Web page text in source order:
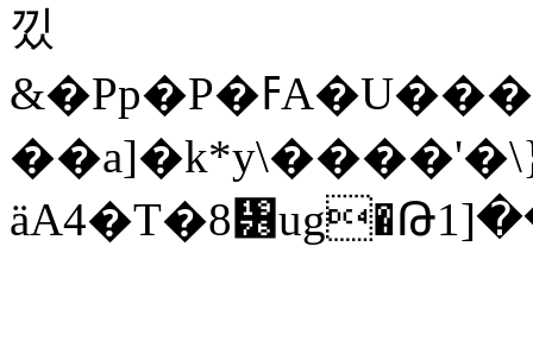
낐
&�Pp�P�ߓA�U���}6���^�Tw�FS5��